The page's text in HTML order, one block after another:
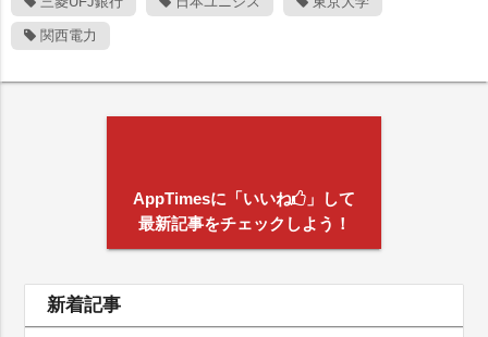
関西電力
AppTimesに「いいね
」して
最新記事をチェックしよう！
新着記事